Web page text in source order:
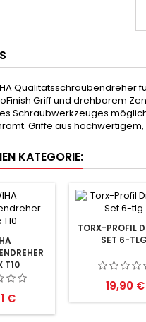
Griff und drehbarem
Schraubwerkzeuges
Griffe aus
KATEGORIE:
T10
€
TORX-PROFIL
SET 6-
Preis
19,90 €